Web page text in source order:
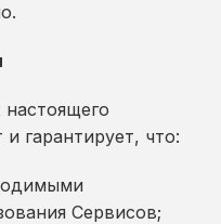
настоящего
гарантирует, что:
Сервисов;